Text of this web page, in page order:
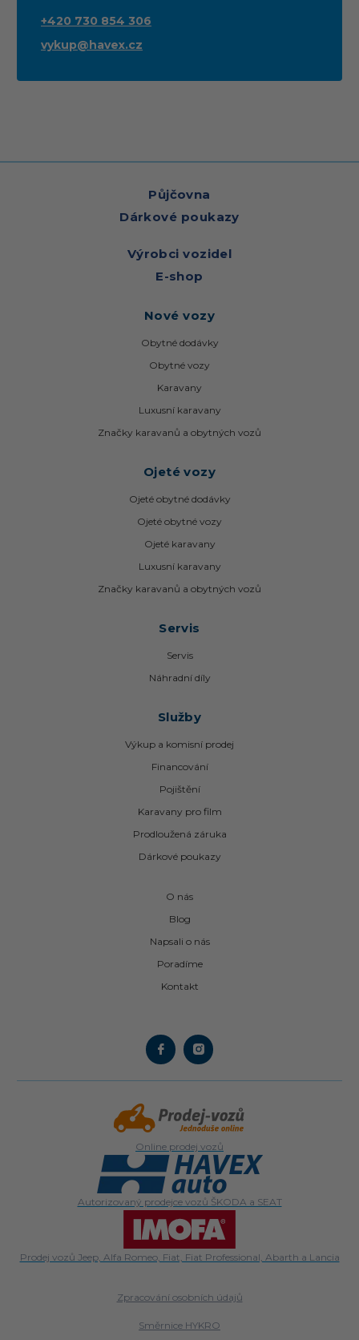
+420 730 854 306
vykup@havex.cz
Půjčovna
Dárkové poukazy
Výrobci vozidel
E-shop
Nové vozy
Obytné dodávky
Obytné vozy
Karavany
Luxusní karavany
Značky karavanů a obytných vozů
Ojeté vozy
Ojeté obytné dodávky
Ojeté obytné vozy
Ojeté karavany
Luxusní karavany
Značky karavanů a obytných vozů
Servis
Servis
Náhradní díly
Služby
Výkup a komisní prodej
Financování
Pojištění
Karavany pro film
Prodloužená záruka
Dárkové poukazy
O nás
Blog
Napsali o nás
Poradíme
Kontakt
Online prodej vozů
Autorizovaný prodejce vozů ŠKODA a SEAT
Prodej vozů Jeep, Alfa Romeo, Fiat, Fiat Professional, Abarth a Lancia
Zpracování osobních údajů
Směrnice HYKRO